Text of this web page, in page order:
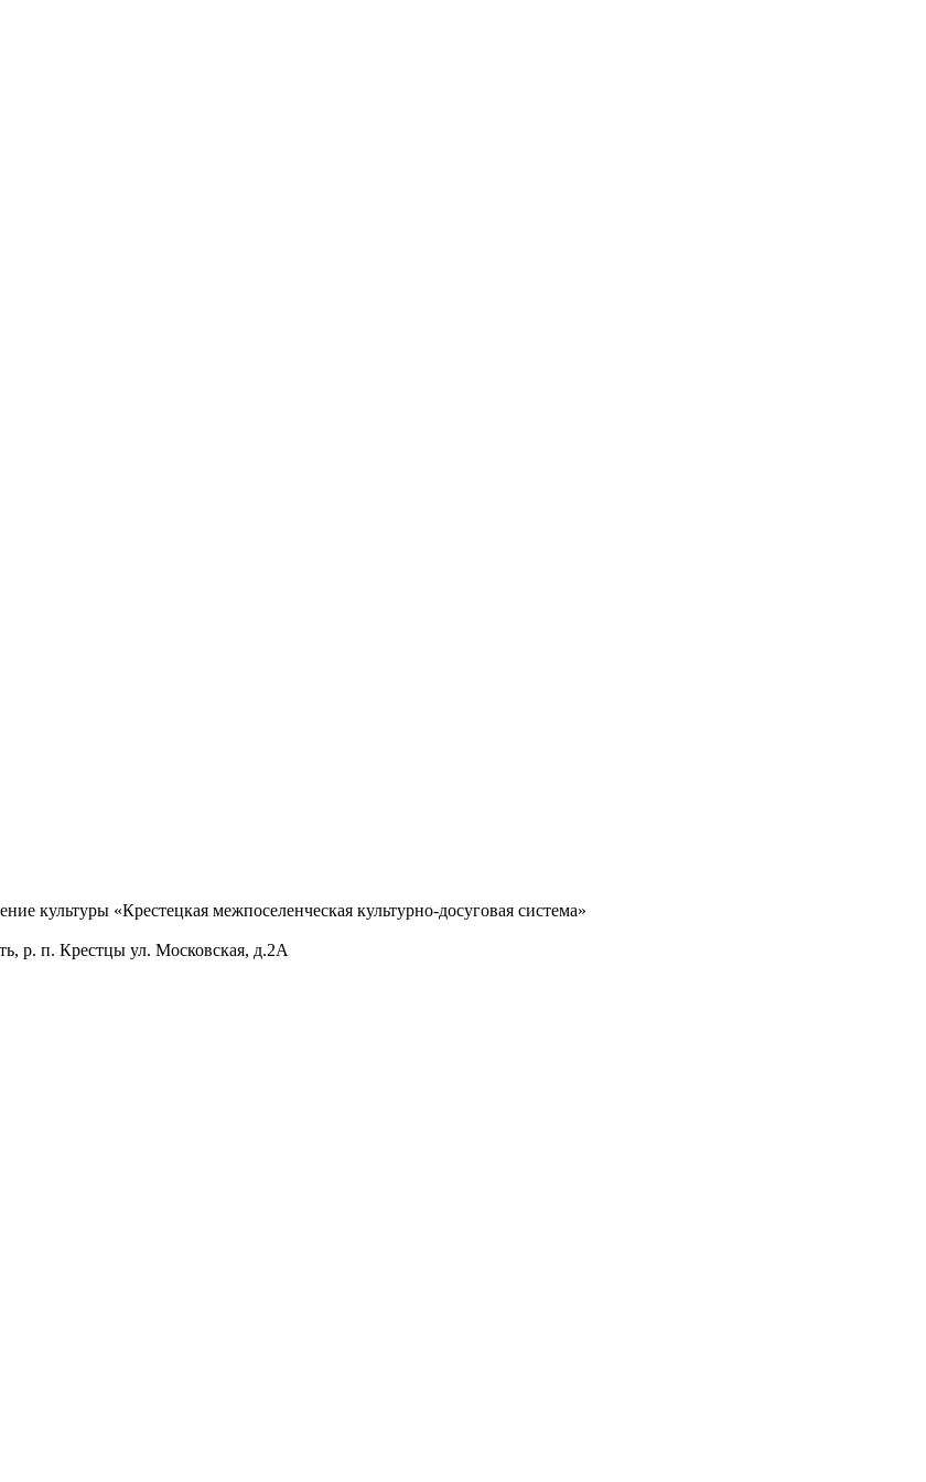
культуры «Крестецкая межпоселенческая культурно-досуговая система»
р. п. Крестцы ул. Московская, д.2А